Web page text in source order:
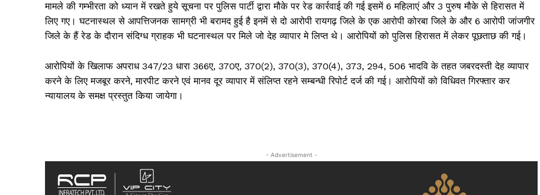
सिर्फ सच !!!
Khabarchalisa News
Trending Now
खेल खबर
मामले की गम्भीरता को ध्यान में रखते हुये सूचना पर पुलिस पार्टी द्वारा मौके पर रेड कार्रवाई की गई इसमें 6 महिलाएं और 3 पुरुष मौके से हिरासत में
लिए गए। घटनास्थल से आपत्तिजनक सामग्री भी बरामद हुई है इनमें से दो आरोपी रायगढ़ जिले के एक आरोपी कोरबा जिले के और 6 आरोपी जांजगीर
जिले के हैं रेड के दौरान संदिग्ध ग्राहक भी घटनास्थल पर मिले जो देह व्यापार मे लिप्त थे। आरोपियों को पुलिस हिरासत में लेकर पूछताछ की गई।
आरोपियों के खिलाफ अपराध 347/23 धारा 366ए, 370ए, 370(2), 370(3), 370(4), 373, 294, 506 भादवि के तहत जबरदस्ती देह व्यापार
करने के लिए मजबूर करने, मारपीट करने एवं मानव दूर व्यापार में संलिप्त रहने सम्बन्धी रिपोर्ट दर्ज की गई। आरोपियों को विधिवत गिरफ्तार कर
न्यायालय के समक्ष प्रस्तुत किया जायेगा।
- Advertisement -